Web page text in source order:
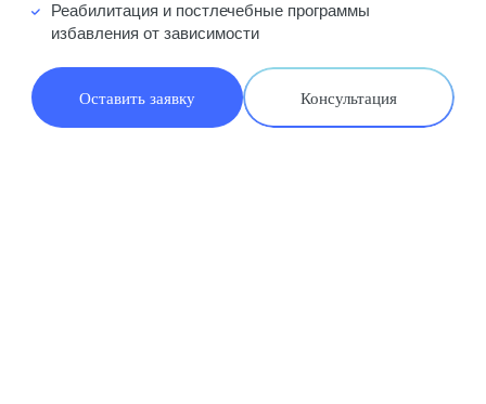
Реабилитация и постлечебные программы
избавления от зависимости
Оставить заявку Консультация